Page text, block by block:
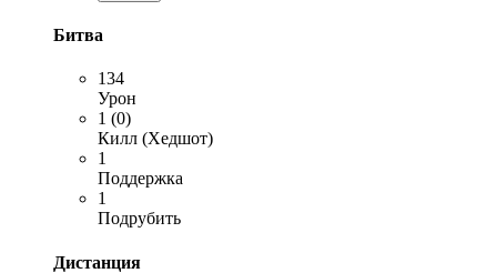
Битва
134
Урон
1 (0)
Килл (Хедшот)
1
Поддержка
1
Подрубить
Дистанция